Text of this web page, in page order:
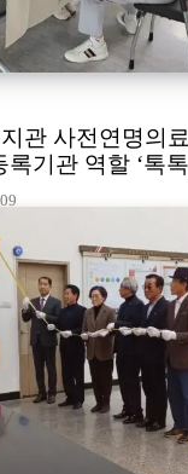
관 사전연명의
기관 역할 ‘톡톡